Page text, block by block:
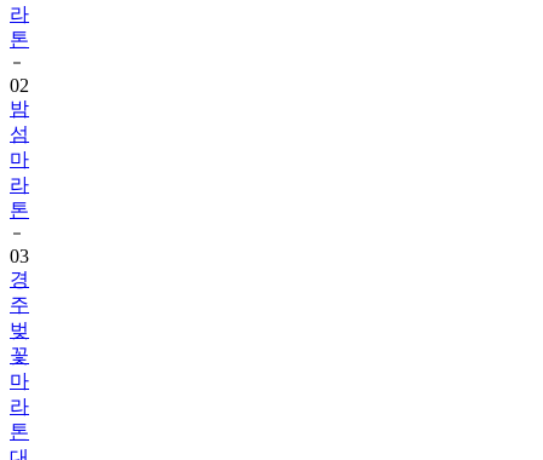
라
톤
02
밤
섬
마
라
톤
03
경
주
벚
꽃
마
라
톤